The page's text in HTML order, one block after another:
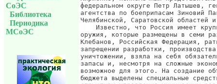
СоЭС
Библиотека
Периодика
МСоЭС